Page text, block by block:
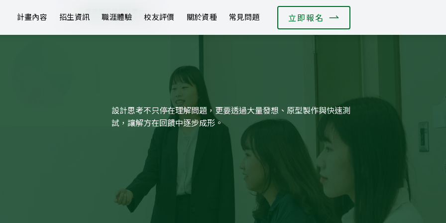
計畫內容 招生資訊 職涯體驗 校友評價 關於資種 常見問題 立即報名
設計思考不只停在理解問題，更要透過大量發想、原型製作與快速測
試，讓解方在回饋中逐步成形。